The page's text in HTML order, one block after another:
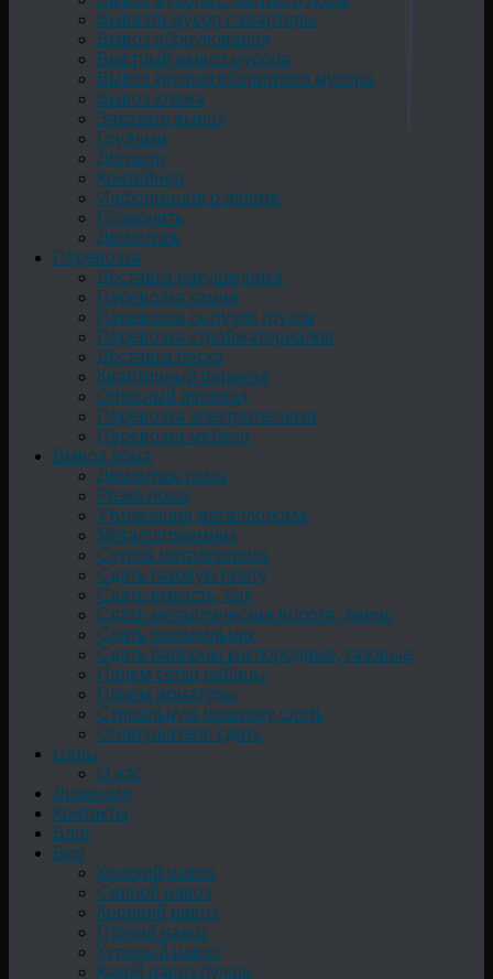
Вывезти мусор с квартиры
Вывоз оборудования
Быстрый вывоз мусора
Вывоз крупногабаритного мусора
Вывоз хлама
Заказать вывоз
Грузчики
Договор
Контейнер
Информация о фирме
Позвонить
Демонтаж
Перевозка
Доставка ракушечника
Перевозка камня
Перевозка сыпучих грузов
Перевозка стройматериалов
Доставка песка
Квартирный переезд
Офисный переезд
Перевозка электротехники
Перевозка мебели
Вывоз лома
Демонтаж лома
Резка лома
Утилизация металлолома
Металоприемник
Скупка металлолома
Сдать газовую плиту
Сдать емкость, бак
Cдать металлические ворота, дверь
Сдать холодильник
Сдать баллоны кислородные, газовые
Прием сетки рабицы
Прием арматуры
Стиральную машинку сдать
Огнетушители сдать
Цены
О нас
Лицензия
Контакты
Блог
Био
Конский навоз
Свиной навоз
Коровий навоз
Птичий навоз
Куриный навоз
Какой навоз лучше